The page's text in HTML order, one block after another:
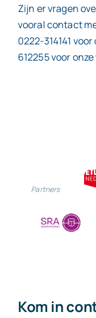
Zijn er vragen
vooral contact
0222-314141
612255 voor
Partners
Kom in